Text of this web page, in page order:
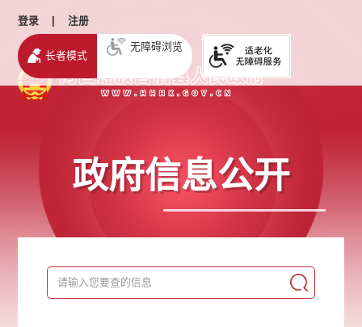
登录 | 注册
长者模式
无障碍浏览
政府信息公开